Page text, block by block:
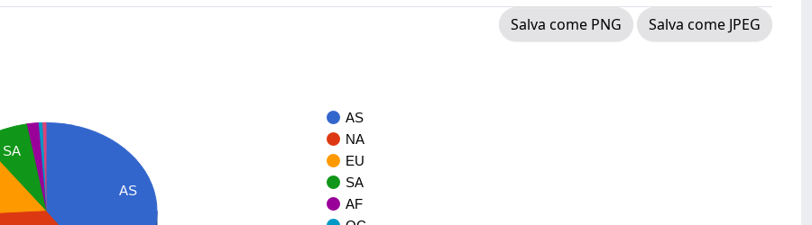
Salva come PNG
Salva come JPEG
AS
NA
EU
SA
AF
AS
SA